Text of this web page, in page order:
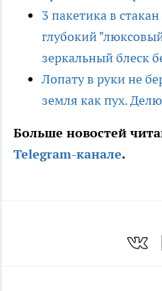
3 пакетика в
глубокий
зеркальный блеск
Лопату в руки не
земля как пух.
Больше новостей
Telegram-канале.